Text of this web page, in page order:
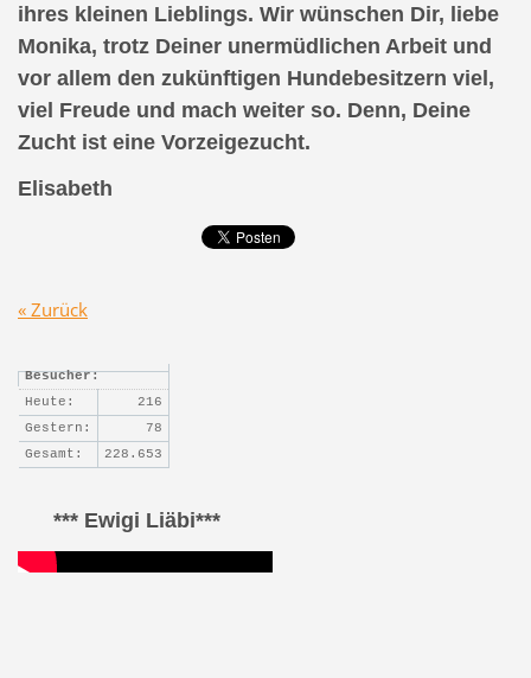
ihres kleinen Lieblings. Wir wünschen Dir, liebe
Monika, trotz Deiner unermüdlichen Arbeit und
vor allem den zukünftigen Hundebesitzern viel,
viel Freude und mach weiter so. Denn, Deine
Zucht ist eine Vorzeigezucht.
Elisabeth
« Zurück
Besucher:
Heute:
216
Gestern:
78
Gesamt:
228.653
*** Ewigi Liäbi***